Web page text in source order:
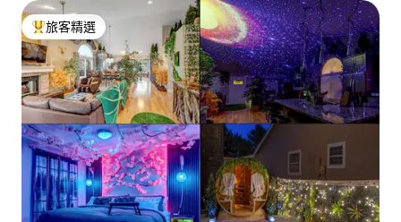
旅客精選榜首
旅客精選